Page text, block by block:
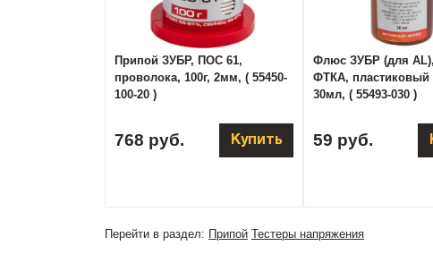
Припой ЗУБР, ПОС 61,
проволока, 100г, 2мм, ( 55450-
100-20 )
768 руб. Купить
Флюс ЗУБР (для
ФТКА, пластиковый
30мл, ( 55493-030 )
59 руб.
Перейти в раздел: Припой Тестеры напряжения